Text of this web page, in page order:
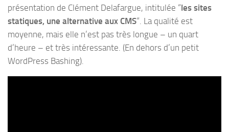
présentation de Clément Delafargue, intitulée “les sites
statiques, une alternative aux CMS“. La qualité est
moyenne, mais elle n’est pas très longue – un quart
d’heure – et très intéressante. (En dehors d’un petit
WordPress Bashing).